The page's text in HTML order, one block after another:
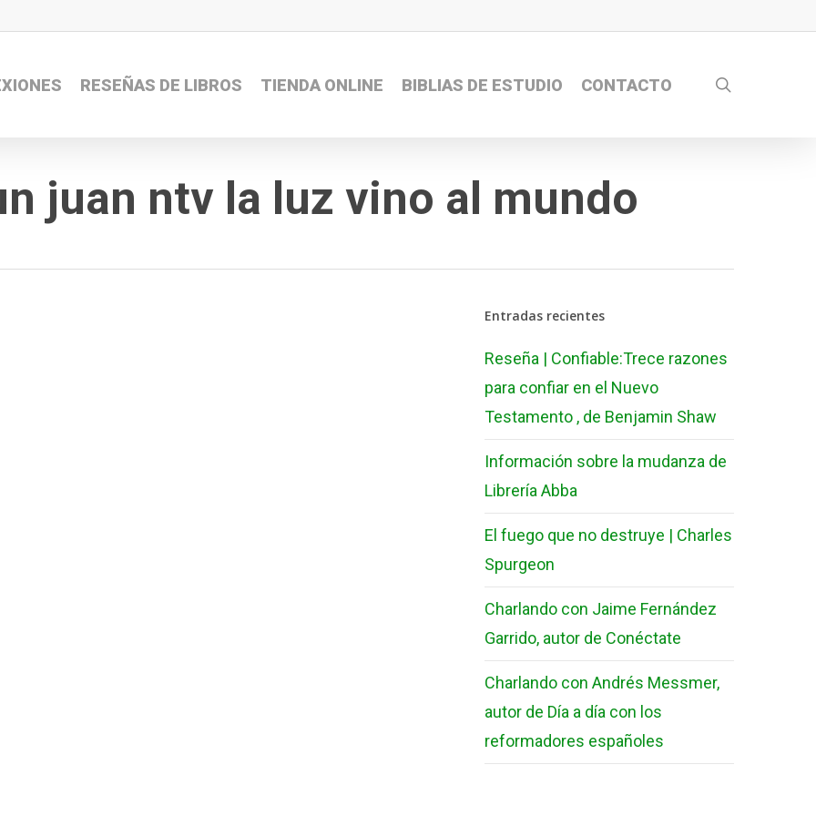
RESEÑAS DE LIBROS TIENDA ONLINE BIBLIAS DE ESTUDIO CONTACTO
juan ntv la luz vino al mundo
Entradas recientes
Reseña | Confiable:Trece razones
para confiar en el Nuevo
Testamento , de Benjamin Shaw
Información sobre la mudanza de
Librería Abba
El fuego que no destruye | Charles
Spurgeon
Charlando con Jaime Fernández
Garrido, autor de Conéctate
Charlando con Andrés Messmer,
autor de Día a día con los
reformadores españoles